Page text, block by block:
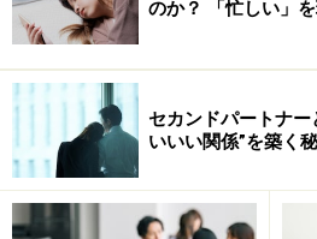
逆に「すごく好きな要素」があ
と同じくらいに「嫌いになる
点）」がある相手とは、やはり
のか？ 「忙しい」
セカンドパートナ
いいい関係”を築く